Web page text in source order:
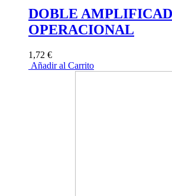
DOBLE
OPERACIONAL
1,72 €
Añadir al Carrito